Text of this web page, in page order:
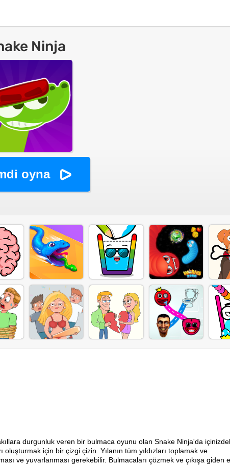
Ninja
oyna
durgunluk veren bir bulmaca oyunu olan Snake Ninja'da
oluşturmak için bir çizgi çizin. Yılanın tüm yıldızları toplamak ve
ve yuvarlanması gerekebilir. Bulmacaları çözmek ve çıkışa giden